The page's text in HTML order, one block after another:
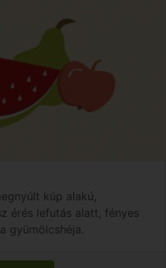
kúp alakú,
érés lefutás alatt, fényes
gyümölcshéja.